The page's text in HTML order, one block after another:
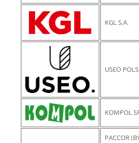
KGL S.A.
USEO
KOMPOL
PACCOR